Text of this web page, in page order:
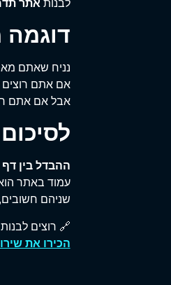
לבנות אתר
דוגמה
נניח שאתם
אם אתם רוצים
אבל אם אתם
לסיכום
ההבדל בין
עמוד באתר
שניהם
🔗 רוצים
הכירו את